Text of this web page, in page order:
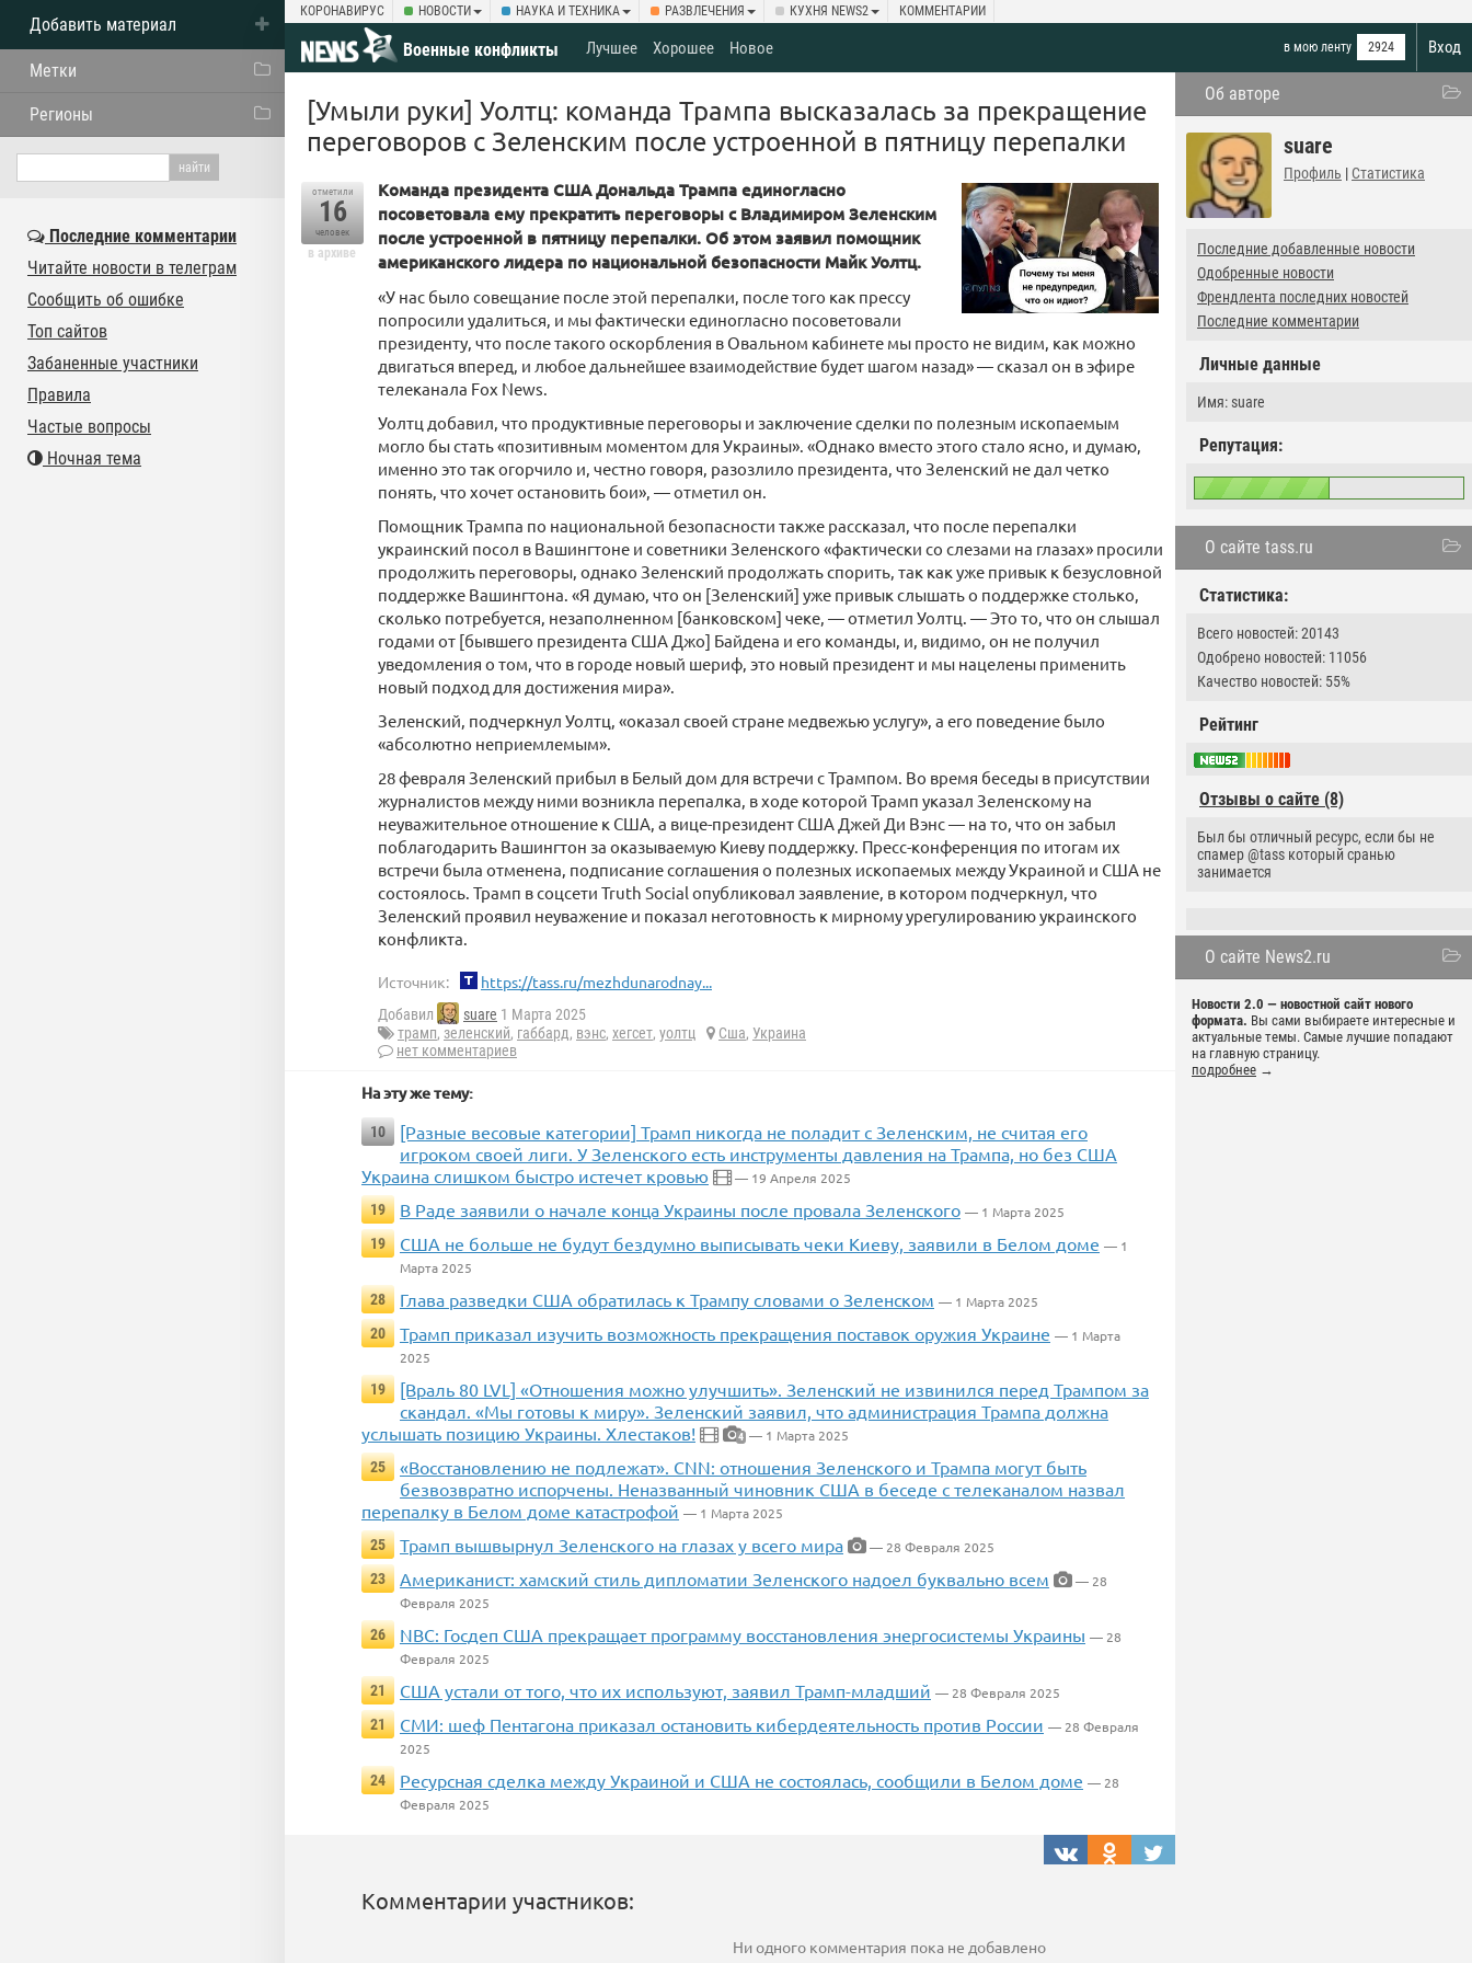
КОРОНАВИРУС НОВОСТИ НАУКА И ТЕХНИКА РАЗВЛЕЧЕНИЯ КУХНЯ NEWS2 КОММЕНТАРИИ
Вход
Военные конфликты в мою ленту 2924
Лучшее Хорошее Новое
Об авторе
suare
Профиль | Статистика
Последние добавленные новости
Одобренные новости
Френдлента последних новостей
Последние комментарии
Личные данные
Имя: suare
Репутация:
О сайте tass.ru
Статистика:
Всего новостей: 20143
Одобрено новостей: 11056
Качество новостей: 55%
Рейтинг
Отзывы о сайте (8)
Был бы отличный ресурс, если бы не
спамер @tass который сранью
занимается
О сайте News2.ru
Новости 2.0 — новостной сайт нового
формата. Вы сами выбираете интересные и
актуальные темы. Самые лучшие попадают
на главную страницу.
подробнее →
[Умыли руки] Уолтц: команда Трампа высказалась за прекращение
переговоров с Зеленским после устроенной в пятницу перепалки
отметили
16
человек
в архиве
Команда президента США Дональда Трампа единогласно
посоветовала ему прекратить переговоры с Владимиром Зеленским
после устроенной в пятницу перепалки. Об этом заявил помощник
американского лидера по национальной безопасности Майк Уолтц.
«У нас было совещание после этой перепалки, после того как прессу
попросили удалиться, и мы фактически единогласно посоветовали
президенту, что после такого оскорбления в Овальном кабинете мы просто не видим, как можно
двигаться вперед, и любое дальнейшее взаимодействие будет шагом назад» — сказал он в эфире
телеканала Fox News.
Уолтц добавил, что продуктивные переговоры и заключение сделки по полезным ископаемым
могло бы стать «позитивным моментом для Украины». «Однако вместо этого стало ясно, и думаю,
именно это так огорчило и, честно говоря, разозлило президента, что Зеленский не дал четко
понять, что хочет остановить бои», — отметил он.
Помощник Трампа по национальной безопасности также рассказал, что после перепалки
украинский посол в Вашингтоне и советники Зеленского «фактически со слезами на глазах» просили
продолжить переговоры, однако Зеленский продолжать спорить, так как уже привык к безусловной
поддержке Вашингтона. «Я думаю, что он [Зеленский] уже привык слышать о поддержке столько,
сколько потребуется, незаполненном [банковском] чеке, — отметил Уолтц. — Это то, что он слышал
годами от [бывшего президента США Джо] Байдена и его команды, и, видимо, он не получил
уведомления о том, что в городе новый шериф, это новый президент и мы нацелены применить
новый подход для достижения мира».
Зеленский, подчеркнул Уолтц, «оказал своей стране медвежью услугу», а его поведение было
«абсолютно неприемлемым».
28 февраля Зеленский прибыл в Белый дом для встречи с Трампом. Во время беседы в присутствии
журналистов между ними возникла перепалка, в ходе которой Трамп указал Зеленскому на
неуважительное отношение к США, а вице-президент США Джей Ди Вэнс — на то, что он забыл
поблагодарить Вашингтон за оказываемую Киеву поддержку. Пресс-конференция по итогам их
встречи была отменена, подписание соглашения о полезных ископаемых между Украиной и США не
состоялось. Трамп в соцсети Truth Social опубликовал заявление, в котором подчеркнул, что
Зеленский проявил неуважение и показал неготовность к мирному урегулированию украинского
конфликта.
Источник: https://tass.ru/mezhdunarodnay...
Добавил suare 1 Марта 2025
трамп, зеленский, габбард, вэнс, хегсет, уолтц Сша, Украина
нет комментариев
На эту же тему:
10
[Разные весовые категории] Трамп никогда не поладит с Зеленским, не считая его
игроком своей лиги. У Зеленского есть инструменты давления на Трампа, но без США
Украина слишком быстро истечет кровью
— 19 Апреля 2025
19
В Раде заявили о начале конца Украины после провала Зеленского — 1 Марта 2025
19
США не больше не будут бездумно выписывать чеки Киеву, заявили в Белом доме — 1
Марта 2025
28
Глава разведки США обратилась к Трампу словами о Зеленском — 1 Марта 2025
20
Трамп приказал изучить возможность прекращения поставок оружия Украине — 1 Марта
2025
19
[Враль 80 LVL] «Отношения можно улучшить». Зеленский не извинился перед Трампом за
скандал. «Мы готовы к миру». Зеленский заявил, что администрация Трампа должна
услышать позицию Украины. Хлестаков!
4 — 1 Марта 2025
25
«Восстановлению не подлежат». CNN: отношения Зеленского и Трампа могут быть
безвозвратно испорчены. Неназванный чиновник США в беседе с телеканалом назвал
перепалку в Белом доме катастрофой — 1 Марта 2025
25
Трамп вышвырнул Зеленского на глазах у всего мира
— 28 Февраля 2025
23
Американист: хамский стиль дипломатии Зеленского надоел буквально всем
— 28
Февраля 2025
26
NBC: Госдеп США прекращает программу восстановления энергосистемы Украины — 28
Февраля 2025
21
США устали от того, что их используют, заявил Трамп-младший — 28 Февраля 2025
21
СМИ: шеф Пентагона приказал остановить кибердеятельность против России — 28 Февраля
2025
24
Ресурсная сделка между Украиной и США не состоялась, сообщили в Белом доме — 28
Февраля 2025
Комментарии участников:
Ни одного комментария пока не добавлено
Добавить материал
Метки
Регионы
Последние комментарии
Читайте новости в телеграм
Сообщить об ошибке
Топ сайтов
Забаненные участники
Правила
Частые вопросы
Ночная тема